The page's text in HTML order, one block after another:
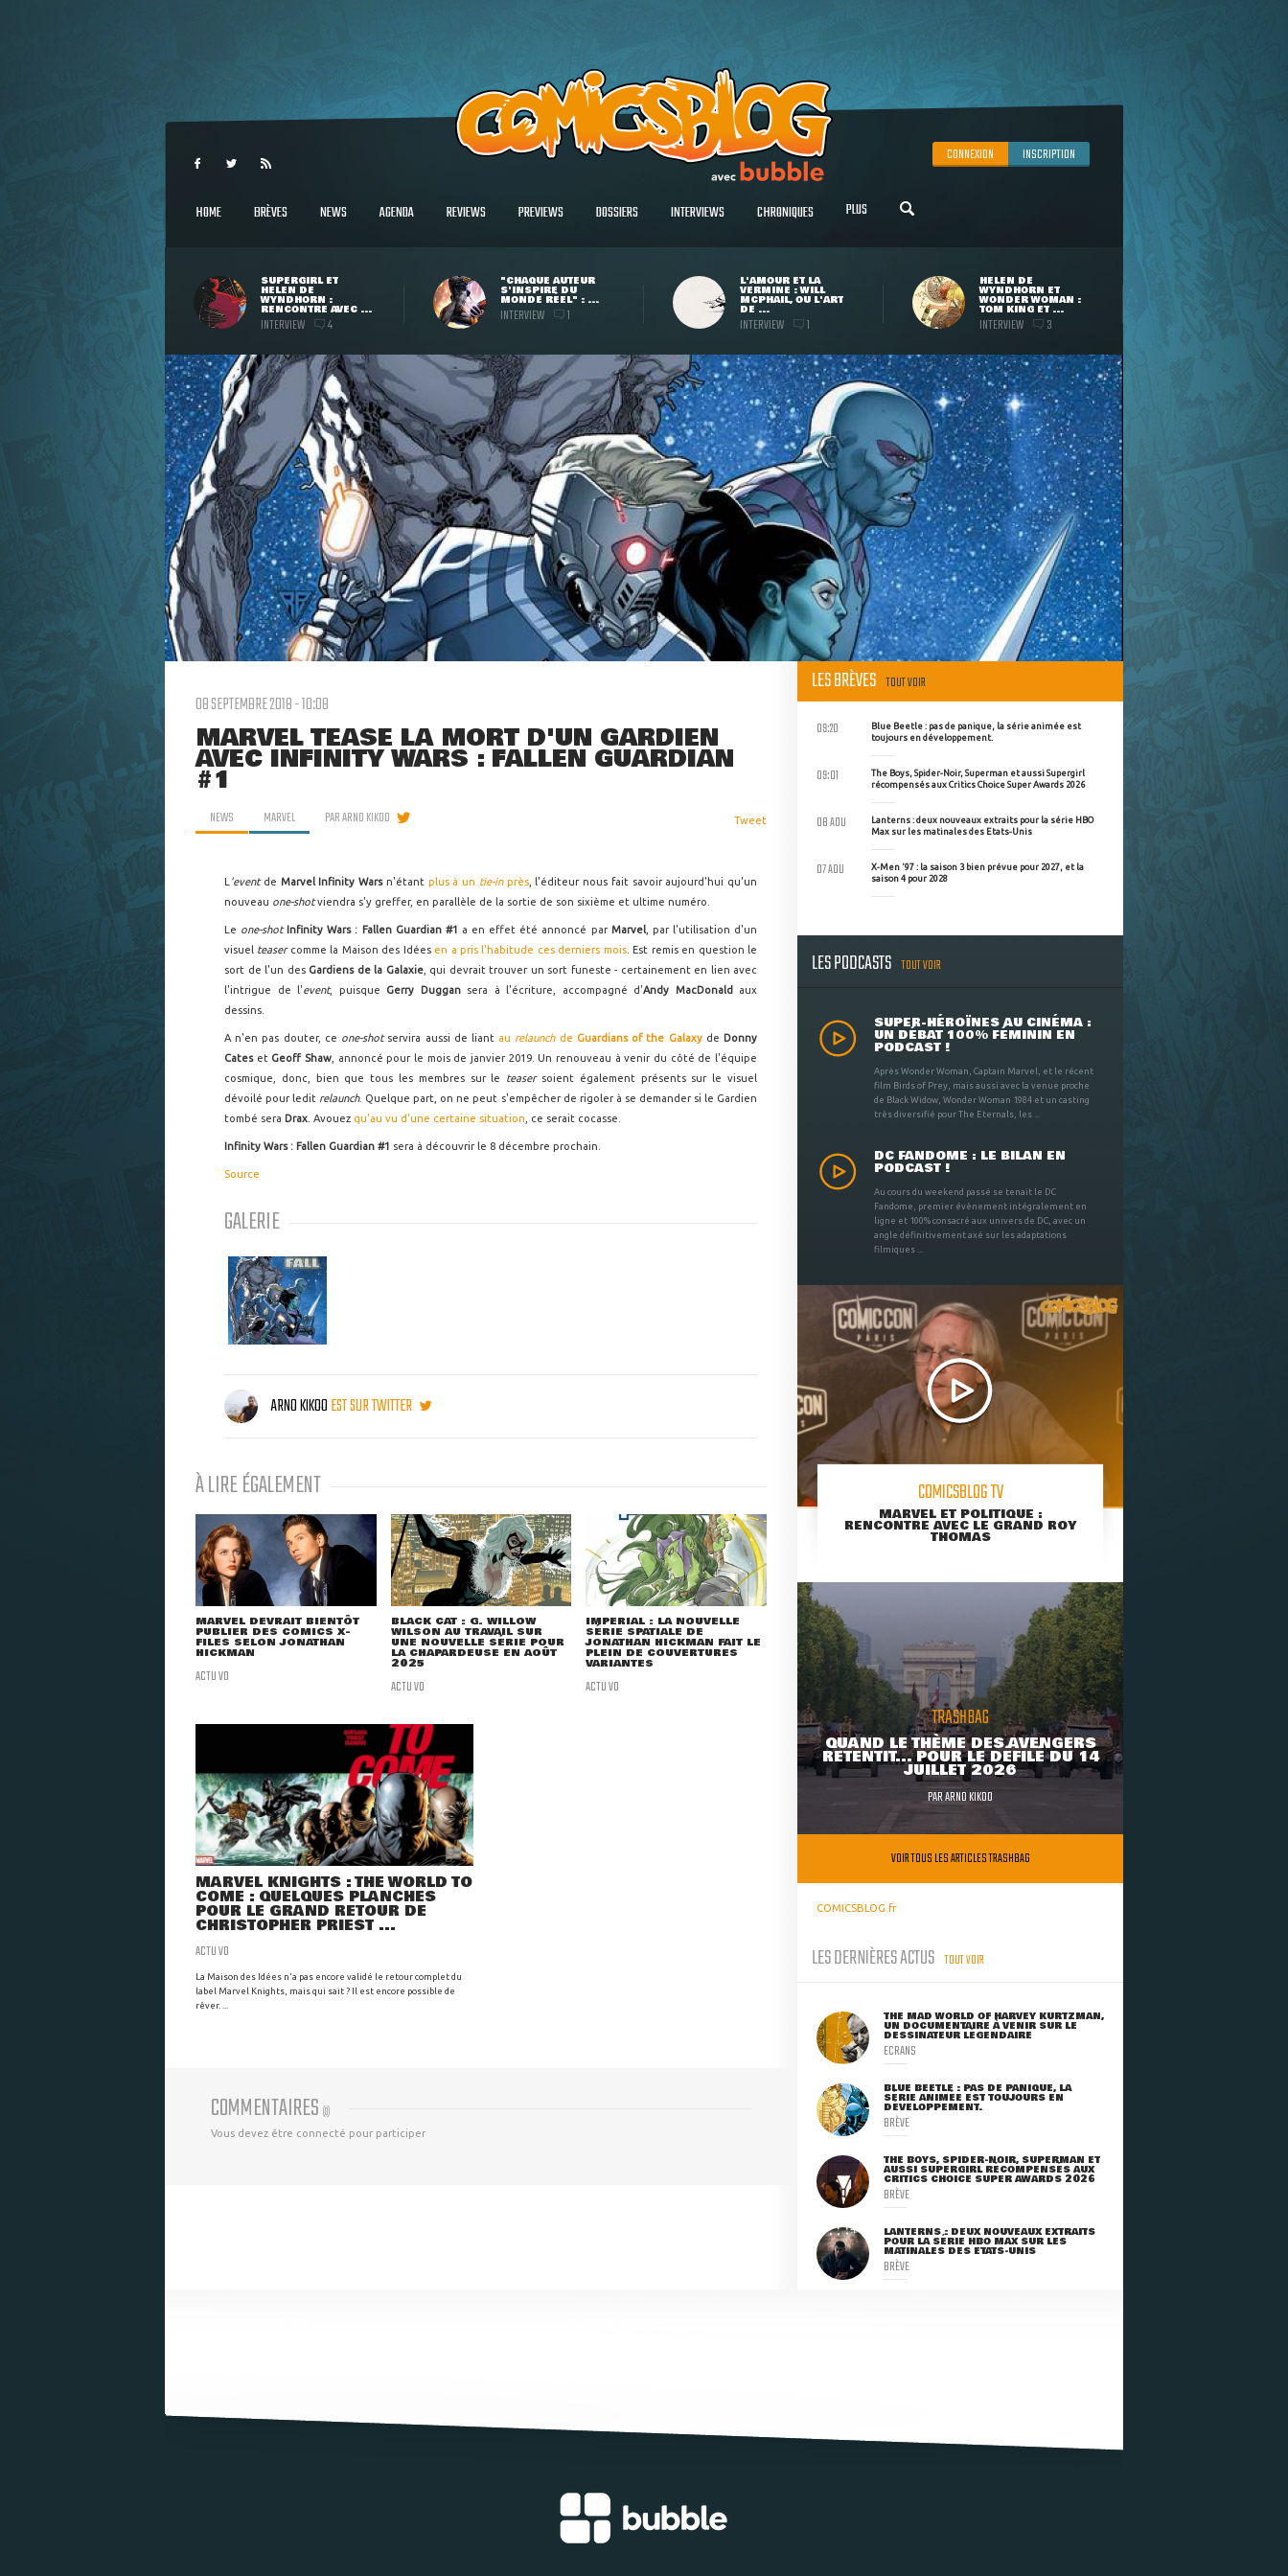
CONNEXION INSCRIPTION
HOME BRÈVES NEWS AGENDA REVIEWS PREVIEWS DOSSIERS INTERVIEWS CHRONIQUES PLUS
SUPERGIRL ET
HELEN DE
WYNDHORN :
RENCONTRE AVEC ...
INTERVIEW 4
"CHAQUE AUTEUR
S'INSPIRE DU
MONDE RÉEL" : ...
INTERVIEW 1
L'AMOUR ET LA
VERMINE : WILL
MCPHAIL, OU L'ART
DE ...
INTERVIEW 1
HELEN DE
WYNDHORN ET
WONDER WOMAN :
TOM KING ET ...
INTERVIEW 3
08 SEPTEMBRE 2018 - 10:08
MARVEL TEASE LA MORT D'UN GARDIEN
AVEC INFINITY WARS : FALLEN GUARDIAN
#1
NEWS MARVEL PARARNO KIKOO Tweet
L 'event de Marvel Infinity Wars n'étant plus à un tie-in près, l'éditeur nous fait savoir aujourd'hui qu'un
nouveau one-shotviendra s'y greffer, en parallèle de la sortie de son sixième et ultime numéro.
Le one-shot Infinity Wars : Fallen Guardian #1 a en effet été annoncé par Marvel, par l'utilisation d'un
visuel teasercomme la Maison des Idées en a pris l'habitude ces derniers mois. Est remis en question le
sort de l'un des Gardiens de la Galaxie, qui devrait trouver un sort funeste - certainement en lien avec
l'intrigue de l'event, puisque Gerry Duggan sera à l'écriture, accompagné d'Andy MacDonald aux
dessins.
A n'en pas douter, ce one-shotservira aussi de liant au relaunch de Guardians of the Galaxy de Donny
Cates et Geoff Shaw , annoncé pour le mois de janvier 2019. Un renouveau à venir du côté de l'équipe
cosmique, donc, bien que tous les membres sur le teasersoient également présents sur le visuel
dévoilé pour ledit relaunch. Quelque part, on ne peut s'empêcher de rigoler à se demander si le Gardien
tombé sera Drax . Avouez qu'au vu d'une certaine situation , ce serait cocasse.
Infinity Wars : Fallen Guardian #1 sera à découvrir le 8 décembre prochain.
Source
GALERIE
ARNO KIKOOEST SUR TWITTER
À LIRE ÉGALEMENT
MARVEL DEVRAIT BIENTÔT
PUBLIER DES COMICS X-
FILES SELON JONATHAN
HICKMAN
ACTU VO
BLACK CAT : G. WILLOW
WILSON AU TRAVAIL SUR
UNE NOUVELLE SÉRIE POUR
LA CHAPARDEUSE EN AOÛT
2025
ACTU VO
IMPERIAL : LA NOUVELLE
SÉRIE SPATIALE DE
JONATHAN HICKMAN FAIT LE
PLEIN DE COUVERTURES
VARIANTES
ACTU VO
MARVEL KNIGHTS : THE WORLD TO
COME : QUELQUES PLANCHES
POUR LE GRAND RETOUR DE
CHRISTOPHER PRIEST ...
ACTU VO
La Maison des Idées n'a pas encore validé le retour complet du
label Marvel Knights, mais qui sait ? Il est encore possible de
rêver. ...
COMMENTAIRES (0)
Vous devez être connecté pour participer
LES BRÈVES TOUT VOIR
Blue Beetle : pas de panique, la série animée est
toujours en développement.
09:20
The Boys, Spider-Noir, Superman et aussi Supergirl
récompensés aux Critics Choice Super Awards 2026
09:01
Lanterns : deux nouveaux extraits pour la série HBO
Max sur les matinales des Etats-Unis
08 AOU
X-Men '97 : la saison 3 bien prévue pour 2027, et la
saison 4 pour 2028
07 AOU
LES PODCASTS TOUT VOIR
SUPER-HÉROÏNES AU CINÉMA :
UN DÉBAT 100% FÉMININ EN
PODCAST !
Après Wonder Woman, Captain Marvel, et le récent
film Birds of Prey, mais aussi avec la venue proche
de Black Widow, Wonder Woman 1984 et un casting
très diversifié pour The Eternals, les ...
DC FANDOME : LE BILAN EN
PODCAST !
Au cours du weekend passé se tenait le DC
Fandome, premier évènement intégralement en
ligne et 100% consacré aux univers de DC, avec un
angle définitivement axé sur les adaptations
filmiques ...
COMICSBLOG TV
MARVEL ET POLITIQUE :
RENCONTRE AVEC LE GRAND ROY
THOMAS
TRASHBAG
QUAND LE THÈME DES AVENGERS
RETENTIT... POUR LE DÉFILÉ DU 14
JUILLET 2026
PARARNO KIKOO
VOIR TOUS LES ARTICLES TRASHBAG
COMICSBLOG.fr
LES DERNIÈRES ACTUS TOUT VOIR
THE MAD WORLD OF HARVEY KURTZMAN,
UN DOCUMENTAIRE À VENIR SUR LE
DESSINATEUR LÉGENDAIRE
ECRANS
BLUE BEETLE : PAS DE PANIQUE, LA
SÉRIE ANIMÉE EST TOUJOURS EN
DÉVELOPPEMENT.
BRÈVE
THE BOYS, SPIDER-NOIR, SUPERMAN ET
AUSSI SUPERGIRL RÉCOMPENSÉS AUX
CRITICS CHOICE SUPER AWARDS 2026
BRÈVE
LANTERNS : DEUX NOUVEAUX EXTRAITS
POUR LA SÉRIE HBO MAX SUR LES
MATINALES DES ETATS-UNIS
BRÈVE